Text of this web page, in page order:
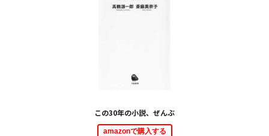
この30年の小説、ぜんぶ
amazonで購入する